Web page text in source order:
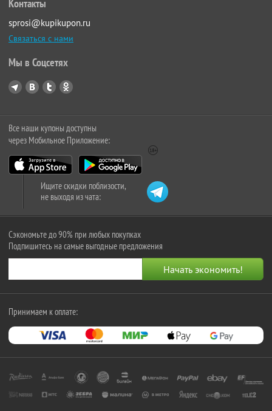
Контакты
sprosi@kupikupon.ru
Связаться с нами
Мы в Соцсетях
Все наши купоны доступны
через Мобильное Приложение:
Ищите скидки поблизости,
не выходя из чата:
Сэкономьте до 90% при любых покупках
Подпишитесь на самые выгодные предложения
Принимаем к оплате: